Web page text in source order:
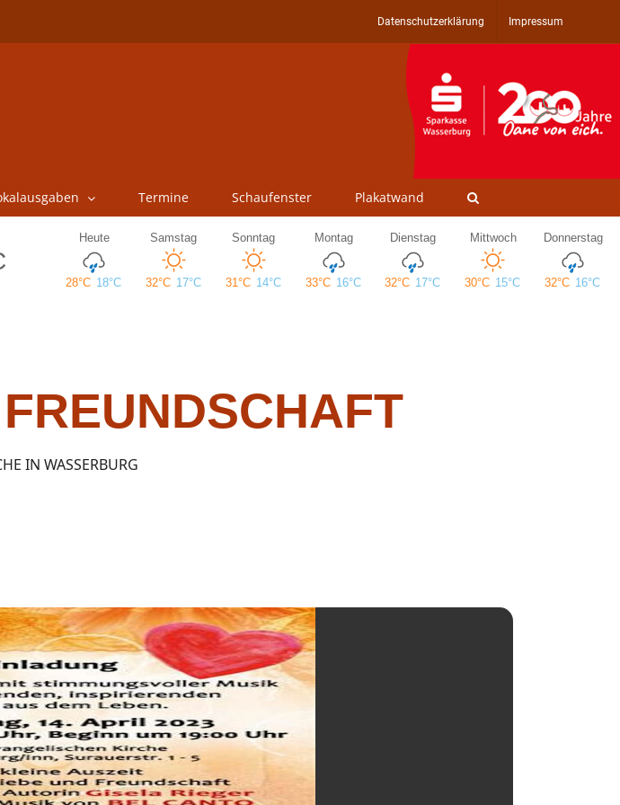
Datenschutzerklärung Impressum
Termine Schaufenster Plakatwand
IN WASSERBURG